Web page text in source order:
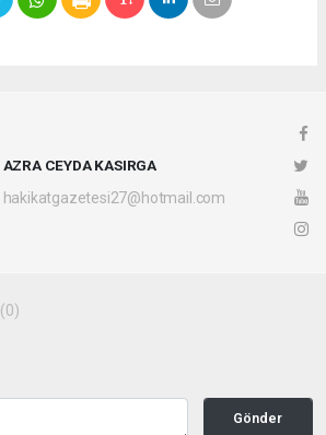
AZRA CEYDA KASIRGA
hakikatgazetesi27@hotmail.com
(0)
Gönder